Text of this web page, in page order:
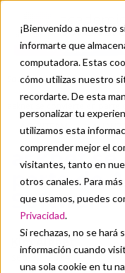
¡Bienvenido a nuestro
informarte que
computadora. Estas
cómo utilizas nuestro
recordarte. De esta
personalizar tu
utilizamos esta
comprender mejor el
visitantes, tanto en
otros canales. Para
que usamos, puedes
Privacidad.
Si rechazas, no se hará
información cuando
una sola cookie en tu
Sobre nosotros Noticias
ACSW TEAM
asknet
parte de
Software
Kim Algoet
sep 30, 2024